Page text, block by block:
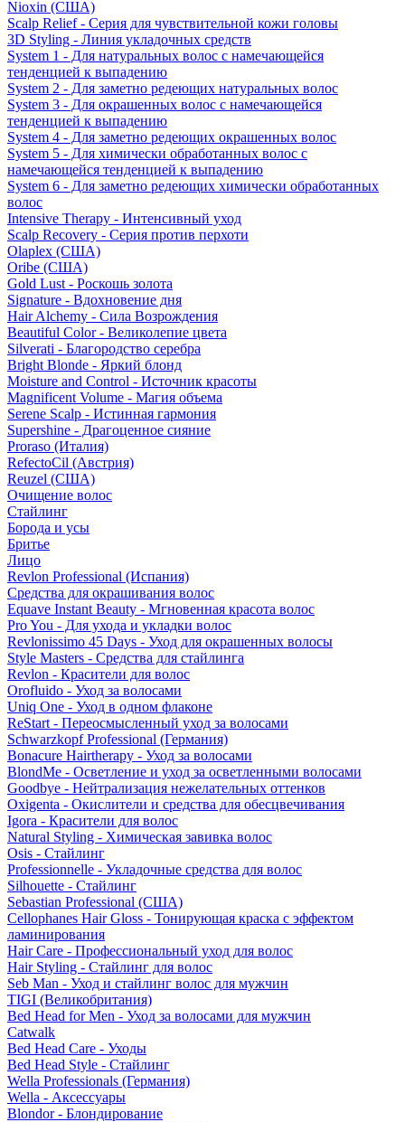
Nioxin (США)
Scalp Relief - Серия для чувствительной кожи головы
3D Styling - Линия укладочных средств
System 1 - Для натуральных волос с намечающейся
тенденцией к выпадению
System 2 - Для заметно редеющих натуральных волос
System 3 - Для окрашенных волос с намечающейся
тенденцией к выпадению
System 4 - Для заметно редеющих окрашенных волос
System 5 - Для химически обработанных волос с
намечающейся тенденцией к выпадению
System 6 - Для заметно редеющих химически обработанных
волос
Intensive Therapy - Интенсивный уход
Scalp Recovery - Серия против перхоти
Olaplex (США)
Oribe (США)
Gold Lust - Роскошь золота
Signature - Вдохновение дня
Hair Alchemy - Сила Возрождения
Beautiful Color - Великолепие цвета
Silverati - Благородство серебра
Bright Blonde - Яркий блонд
Moisture and Control - Источник красоты
Magnificent Volume - Магия объема
Serene Scalp - Истинная гармония
Supershine - Драгоценное сияние
Proraso (Италия)
RefectoCil (Австрия)
Reuzel (США)
Очищение волос
Стайлинг
Борода и усы
Бритье
Лицо
Revlon Professional (Испания)
Средства для окрашивания волос
Equave Instant Beauty - Мгновенная красота волос
Pro You - Для ухода и укладки волос
Revlonissimo 45 Days - Уход для окрашенных волосы
Style Masters - Средства для стайлинга
Revlon - Красители для волос
Orofluido - Уход за волосами
Uniq One - Уход в одном флаконе
ReStart - Переосмысленный уход за волосами
Schwarzkopf Professional (Германия)
Bonacure Hairtherapy - Уход за волосами
BlondMe - Осветление и уход за осветленными волосами
Goodbye - Нейтрализация нежелательных оттенков
Oxigenta - Окислители и средства для обесцвечивания
Igora - Красители для волос
Natural Styling - Химическая завивка волос
Osis - Стайлинг
Professionnelle - Укладочные средства для волос
Silhouette - Стайлинг
Sebastian Professional (США)
Cellophanes Hair Gloss - Тонирующая краска с эффектом
ламинирования
Hair Care - Профессиональный уход для волос
Hair Styling - Стайлинг для волос
Seb Man - Уход и стайлинг волос для мужчин
TIGI (Великобритания)
Bed Head for Men - Уход за волосами для мужчин
Catwalk
Bed Head Care - Уходы
Bed Head Style - Стайлинг
Wella Professionals (Германия)
Wella - Аксессуары
Blondor - Блондирование